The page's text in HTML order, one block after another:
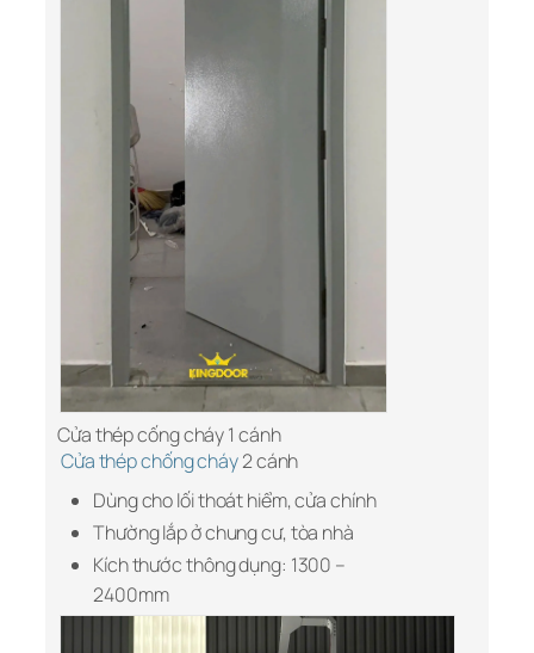
Cửa thép cống cháy 1 cánh
Cửa thép chống cháy2 cánh
Dùng cho lối thoát hiểm, cửa chính
Thường lắp ở chung cư, tòa nhà
Kích thước thông dụng: 1300 –
2400mm